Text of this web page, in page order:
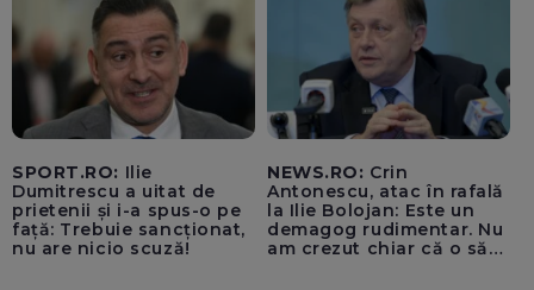
SPORT.RO: Ilie
Dumitrescu a uitat de
prietenii și i-a spus-o pe
față: Trebuie sancționat,
nu are nicio scuză!
NEWS.RO: Crin
Antonescu, atac în rafală
la Ilie Bolojan: Este un
demagog rudimentar. Nu
am crezut chiar că o să